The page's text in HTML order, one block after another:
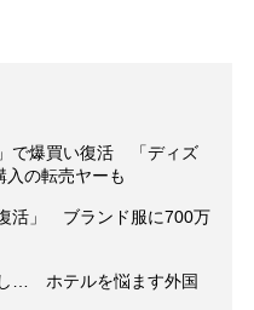
で爆買い復活 「ディズ
入の転売ヤーも
活」 ブランド服に700万
… ホテルを悩ます外国